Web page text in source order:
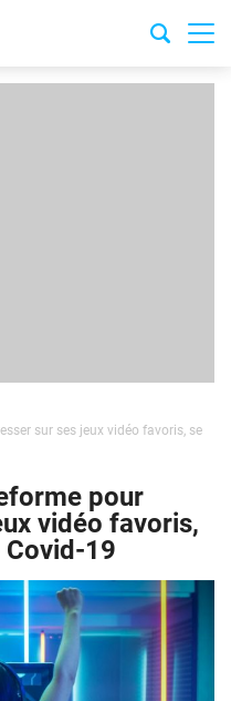
sur ses jeux vidéo favoris, se
pour
vidéo favoris,
19